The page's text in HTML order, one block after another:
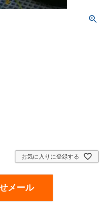
お気に入りに登録する
メール